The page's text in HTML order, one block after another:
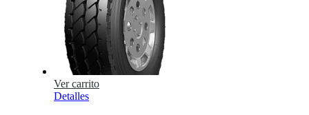
Ver carrito
Detalles